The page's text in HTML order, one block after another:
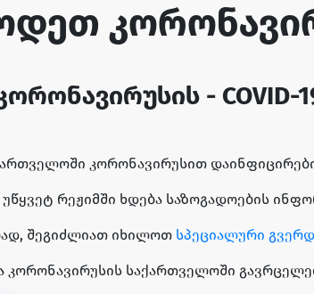
- COVID-
კორონავირუსით
რეჟიმში ხდება საზოგადოების
შეგიძლიათ იხილოთ სპეციალური
საქართველოში